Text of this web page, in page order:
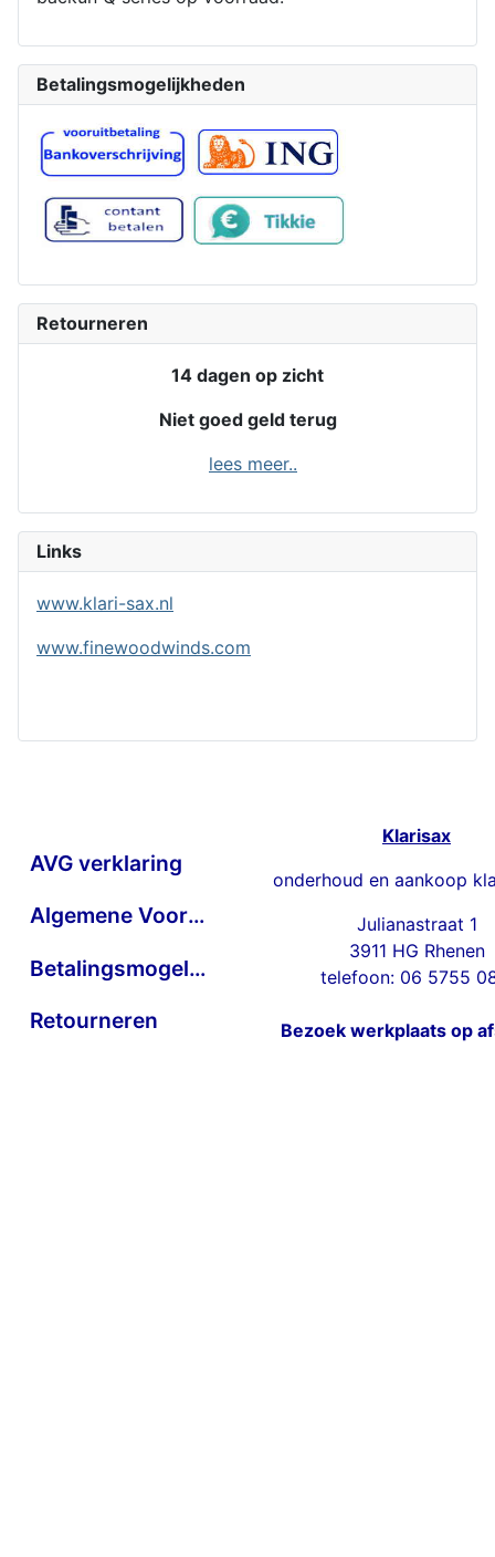
Betalingsmogelijkheden
Retourneren
14 dagen op zicht
Niet goed geld terug
lees meer..
Links
www.klari-sax.nl
www.finewoodwinds.com
AVG verklaring
Algemene Voorwaarden
Betalingsmogelijkheden
Retourneren
Klarisax
onderhoud en aankoop
Julianastraat 1
3911 HG Rhenen
telefoon: 06 5755
Bezoek werkplaats op